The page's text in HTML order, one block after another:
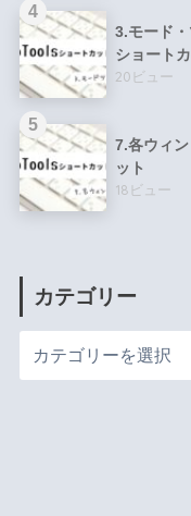
3.モード
ショート
20ビュー
7.各ウィ
ット
18ビュー
カテゴリー